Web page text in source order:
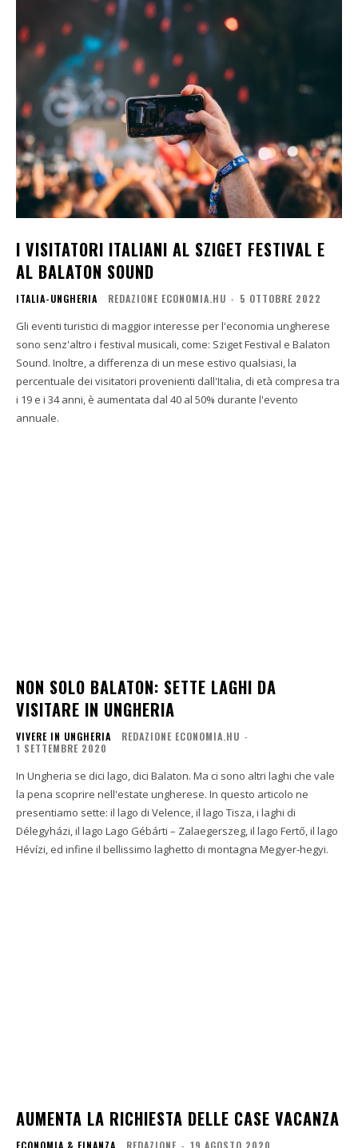
I VISITATORI ITALIANI AL SZIGET FESTIVAL E
AL BALATON SOUND
ITALIA-UNGHERIA REDAZIONE ECONOMIA.HU - 5 OTTOBRE 2022
Gli eventi turistici di maggior interesse per l'economia ungherese
sono senz'altro i festival musicali, come: Sziget Festival e Balaton
Sound. Inoltre, a differenza di un mese estivo qualsiasi, la
percentuale dei visitatori provenienti dall'Italia, di età compresa tra
i 19 e i 34 anni, è aumentata dal 40 al 50% durante l'evento
annuale.
NON SOLO BALATON: SETTE LAGHI DA
VISITARE IN UNGHERIA
VIVERE IN UNGHERIA REDAZIONE ECONOMIA.HU -
1 SETTEMBRE 2020
In Ungheria se dici lago, dici Balaton. Ma ci sono altri laghi che vale
la pena scoprire nell'estate ungherese. In questo articolo ne
presentiamo sette: il lago di Velence, il lago Tisza, i laghi di
Délegyházi, il lago Lago Gébárti – Zalaegerszeg, il lago Fertő, il lago
Hévízi, ed infine il bellissimo laghetto di montagna Megyer-hegyi.
AUMENTA LA RICHIESTA DELLE CASE VACANZA
ECONOMIA & FINANZA REDAZIONE - 19 AGOSTO 2020